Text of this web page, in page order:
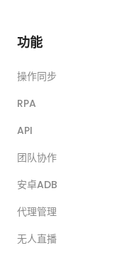
功能
操作同步
RPA
API
团队协作
安卓ADB
代理管理
无人直播